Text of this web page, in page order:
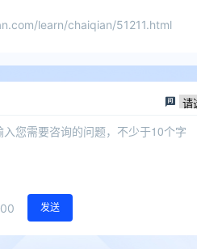
learn/chaiqian/51211.html
发送